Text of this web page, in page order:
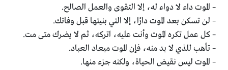
– الموت داء لا دواء له، إلا التقوى والعمل الصالح.
– لن تسكن بعد الموت دارًا، إلا التي بنيتها قبل وفاتك.
– كل عمل تكره الموت وأنت عليه، اتركه، ثم لا يضرك متى مت.
– تأهب للذي لا بد منه، فإن الموت ميعاد العباد.
– الموت ليس نقيض الحياة، ولكنه جزء منها.